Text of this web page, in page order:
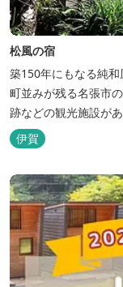
松風の宿
築150年にもなる純
町並みが残る名張市
跡などの観光施設があ
伊賀